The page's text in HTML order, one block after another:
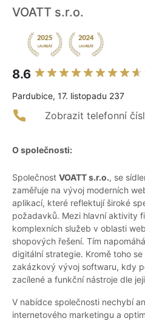
VOATT s.r.o.
8.6
Pardubice, 17. listopadu 237
Zobrazit telefonní
O společnosti:
Společnost VOATT s.r.o., se
zaměřuje na vývoj moderních
aplikací, které reflektují široké
požadavků. Mezi hlavní aktivity
komplexních služeb v oblasti
shopových řešení. Tím
digitální strategie. Kromě toho se
zakázkový vývoj softwaru, kdy
zacílené a funkční nástroje dle
V nabídce společnosti nechybí
internetového marketingu a